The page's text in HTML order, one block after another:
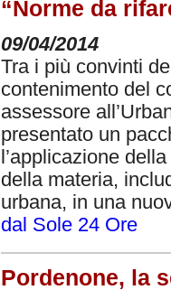
“Norme da
09/04/2014
Tra i più convinti
contenimento del
assessore
presentato un
l’applicazione
della materia,
urbana, in una
dal Sole 24 Ore
Pordenone, la